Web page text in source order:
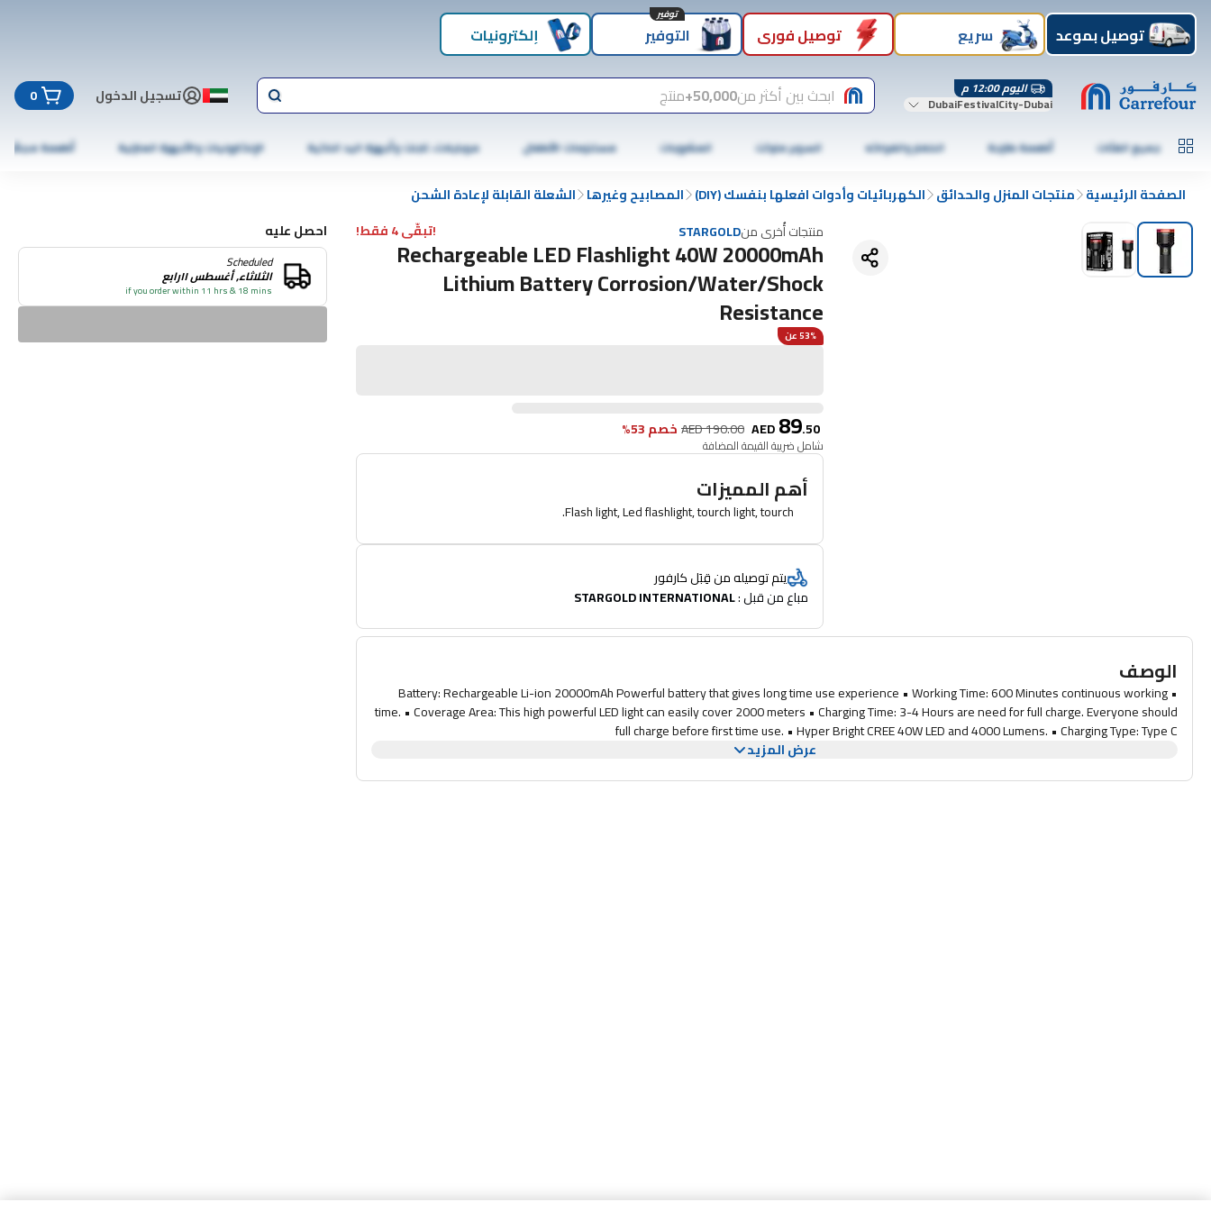
توصيل بموعد سريع توصيل فوري التوفير
توفير
إلكترونيات
اليوم 12:00 م
DubaiFestivalCity-Dubai ابحث بين أكثر من50,000+ منتج تسجيل الدخول 0
جميع الفئات أطعمة طازجة الخضار والفواكه السوبر ماركت المشروبات مستلزمات الأطفال موبايلات، تابلت وأجهزة اليد الذكية الإلكترونيات والأجهزة المنزلية أطعمة مجمّدة
الصفحة الرئيسية منتجات المنزل والحدائق الكهربائيات وأدوات افعلها بنفسك (DIY) المصابيح وغيرها الشعلة القابلة لإعادة الشحن
منتجات أُخرى منSTARGOLD !تبقّى 4 فقط!
Rechargeable LED Flashlight 40W 20000mAh
Lithium Battery Corrosion/Water/Shock
Resistance
53% عن
AED89.50
AED190.00 خصم 53%
شامل ضريبة القيمة المضافة
أهم المميزات
Flash light, Led flashlight, tourch light, tourch.
يتم توصيله من قِبَل كارفور
مباع من قبل : STARGOLD INTERNATIONAL
احصل عليه
Scheduled
الثلاثاء, أغسطس ١١رابع
if you order within 11 hrs & 18 mins
الوصف
• Battery: Rechargeable Li-ion 20000mAh Powerful battery that gives long time use experience • Working Time: 600 Minutes continuous working
time. • Coverage Area: This high powerful LED light can easily cover 2000 meters • Charging Time: 3-4 Hours are need for full charge. Everyone should
full charge before first time use. • Hyper Bright CREE 40W LED and 4000 Lumens. • Charging Type: Type C
عرض المزيد